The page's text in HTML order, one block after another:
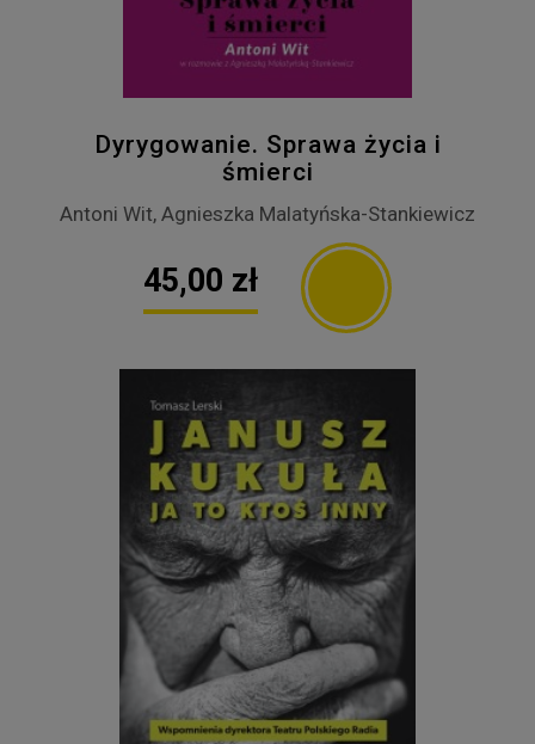
Dyrygowanie. Sprawa życia i
śmierci
Antoni Wit, Agnieszka Malatyńska-Stankiewicz
45,00 zł